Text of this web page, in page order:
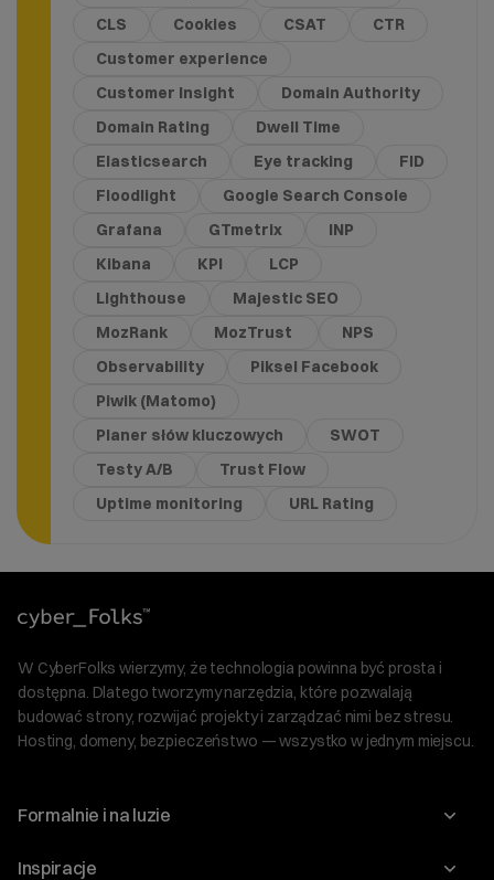
CLS
Cookies CSAT
CTR
Customer experience
Customer Insight
Domain Authority
Domain Rating
Dwell Time
Elasticsearch
Eye tracking
FID
Floodlight
Google Search Console
Grafana
GTmetrix
INP
Kibana
KPI
LCP
Lighthouse
Majestic SEO
MozRank
MozTrust
NPS
Observability
Piksel Facebook
Piwik (Matomo)
Planer słów kluczowych
SWOT
Testy A/B
Trust Flow
Uptime monitoring
URL Rating
W CyberFolks wierzymy, że technologia powinna być prosta i
dostępna. Dlatego tworzymy narzędzia, które pozwalają
budować strony, rozwijać projekty i zarządzać nimi bez stresu.
Hosting, domeny, bezpieczeństwo — wszystko w jednym miejscu.
Formalnie i na luzie
O nas
Inspiracje